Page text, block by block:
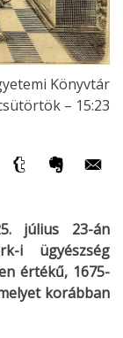
Könyvtár
– 15:23
július 23-án
i ügyészség
értékű, 1675-
korábban